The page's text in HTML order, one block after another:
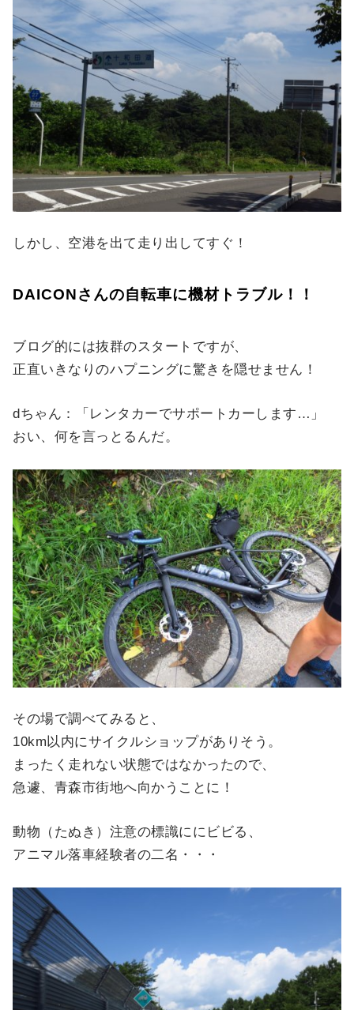
しかし、空港を出て走り出してすぐ！
DAICONさんの自転車に機材トラブル！！
ブログ的には抜群のスタートですが、
正直いきなりのハプニングに驚きを隠せません！
dちゃん：「レンタカーでサポートカーします…」
おい、何を言っとるんだ。
その場で調べてみると、
10km以内にサイクルショップがありそう。
まったく走れない状態ではなかったので、
急遽、青森市街地へ向かうことに！
動物（たぬき）注意の標識ににビビる、
アニマル落車経験者の二名・・・